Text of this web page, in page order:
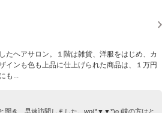
たヘアサロン。１階は雑貨、洋服をはじめ、カ
インも色も上品に仕上げられた商品は、１万円
も...
聞き、早速訪問しました。wo(*▼▼*)o i味の方はと